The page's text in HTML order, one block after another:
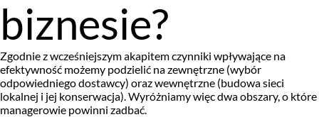
biznesie?
Zgodnie z wcześniejszym akapitem czynniki wpływające na
efektywność możemy podzielić na zewnętrzne (wybór
odpowiedniego dostawcy) oraz wewnętrzne (budowa sieci
lokalnej i jej konserwacja). Wyróżniamy więc dwa obszary, o które
managerowie powinni zadbać.